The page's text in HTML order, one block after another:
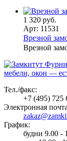
1 320 руб.
Арт: 11531
Врезной
Врезной
мебели, окон —
Тел./факс:
+7 (495) 725
Электронная
График:
будни 9.00 -